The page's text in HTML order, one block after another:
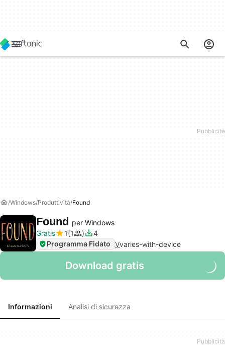
Windows Produttività Found
Found per Windows
Gratis
1 1
4
Programma Fidato Vvaries-with-device
Download gratis
Informazioni Analisi di sicurezza